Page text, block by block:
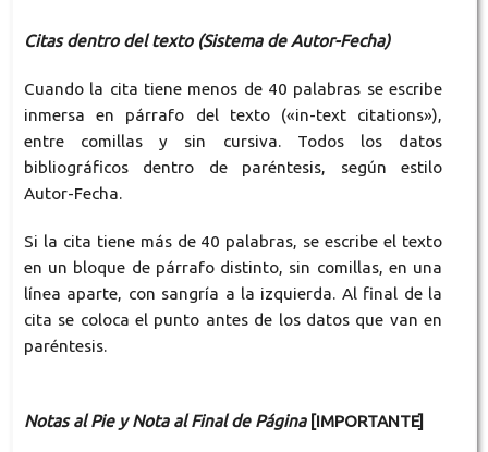
Citas dentro del texto (Sistema de Autor-Fecha)
Cuando la cita tiene menos de 40 palabras se escribe
inmersa en párrafo del texto («in-text citations»),
entre comillas y sin cursiva. Todos los datos
bibliográficos dentro de paréntesis, según estilo
Autor-Fecha.
Si la cita tiene más de 40 palabras, se escribe el texto
en un bloque de párrafo distinto, sin comillas, en una
línea aparte, con sangría a la izquierda. Al final de la
cita se coloca el punto antes de los datos que van en
paréntesis.
Notas al Pie y Nota al Final de Página[IMPORTANTE]